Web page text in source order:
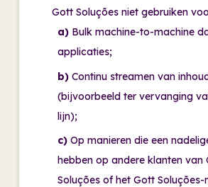
Gott Soluções niet gebruiken
a) Bulk machine-to-machine
applicaties;
b) Continu streamen van
(bijvoorbeeld ter vervanging
lijn);
c) Op manieren die een
hebben op andere klanten van
Soluções of het Gott Soluções-